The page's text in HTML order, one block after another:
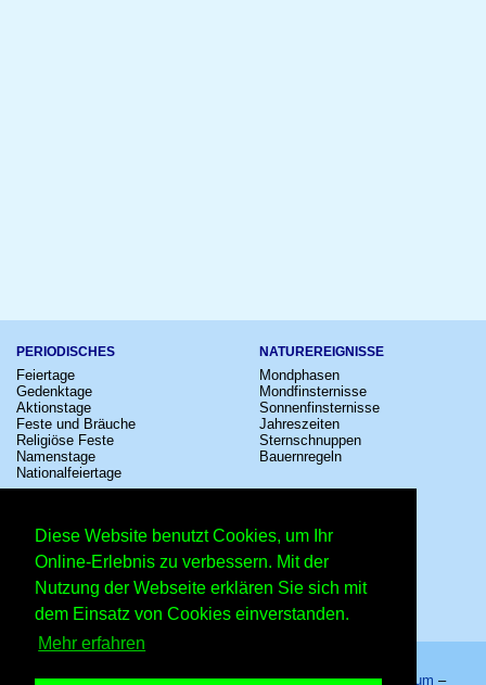
Diese Website benutzt Cookies, um Ihr
Online-Erlebnis zu verbessern. Mit der
Nutzung der Webseite erklären Sie sich mit
dem Einsatz von Cookies einverstanden.
Mehr erfahren
PERIODISCHES
Feiertage
Gedenktage
Aktionstage
Feste und Bräuche
Religiöse Feste
Namenstage
Nationalfeiertage
NATUREREIGNISSE
Mondphasen
Mondfinsternisse
Sonnenfinsternisse
Jahreszeiten
Sternschnuppen
Bauernregeln
Kinostarts
Festivals
Großevents
Fußball
Comedy
Shows
Sternzeichen
Schalttage
Wahltage
Messen
Erinnerungen
Volksfeste
Startseite–Kalender–Lexikon–App–Sitemap–Impressum –